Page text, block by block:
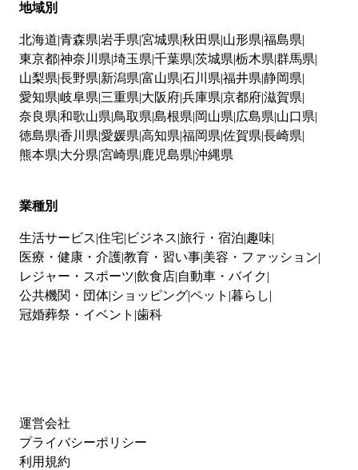
地域別
北海道 青森県 岩手県 宮城県 秋田県 山形県 福島県
東京都神奈川県 埼玉県 千葉県 茨城県 栃木県 群馬県
山梨県 長野県 新潟県 富山県 石川県 福井県 静岡県
愛知県 岐阜県 三重県 大阪府兵庫県 京都府滋賀県
奈良県 和歌山県 鳥取県 島根県 岡山県 広島県 山口県
徳島県 香川県 愛媛県 高知県 福岡県 佐賀県 長崎県
熊本県 大分県 宮崎県 鹿児島県 沖縄県
業種別
生活サービス 住宅 ビジネス 旅行・宿泊 趣味
医療・健康・介護教育・習い事 美容・ファッション
レジャー・スポーツ 飲食店 自動車・バイク
公共機関・団体 ショッピングペット 暮らし
冠婚葬祭・イベント 歯科
運営会社
プライバシーポリシー
利用規約